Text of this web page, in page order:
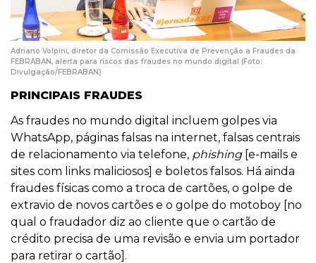
Adriano Volpini, diretor da Comissão Executiva de Prevenção a Fraudes da
FEBRABAN, alerta para riscos das fraudes no mundo digital (Foto:
Divulgação/FEBRABAN)
PRINCIPAIS FRAUDES
As fraudes no mundo digital incluem golpes via
WhatsApp, páginas falsas na internet, falsas centrais
de relacionamento via telefone, phishing[e-mails e
sites com links maliciosos] e boletos falsos. Há ainda
fraudes físicas como a troca de cartões, o golpe de
extravio de novos cartões e o golpe do motoboy [no
qual o fraudador diz ao cliente que o cartão de
crédito precisa de uma revisão e envia um portador
para retirar o cartão].